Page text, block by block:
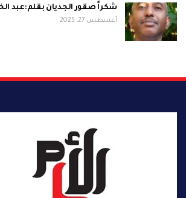
شكراً صقور الجديان بقلم:عبد
أغسطس 27, 2025